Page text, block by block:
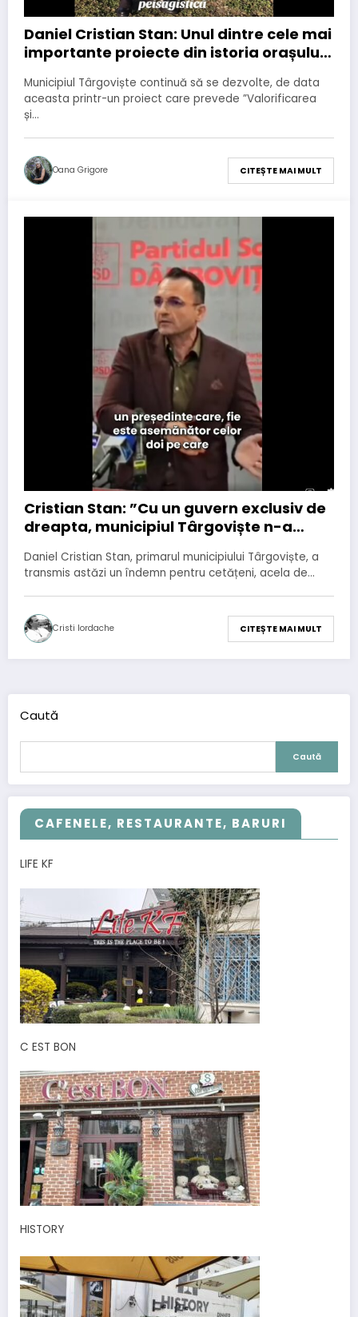
Daniel Cristian Stan: Unul dintre cele mai
importante proiecte din istoria orașului
concretizeze!
Municipiul Târgoviște continuă să se dezvolte, de data
aceasta printr-un proiect care prevede ”Valorificarea
și…
Oana Grigore CITEȘTE MAI MULT
Cristian Stan: ”Cu un guvern exclusiv de
dreapta, municipiul Târgoviște n-a
Daniel Cristian Stan, primarul municipiului Târgoviște, a
transmis astăzi un îndemn pentru cetățeni, acela de…
Cristi Iordache CITEȘTE MAI MULT
Caută
Caută
CAFENELE, RESTAURANTE, BARURI
LIFE KF
C EST BON
HISTORY